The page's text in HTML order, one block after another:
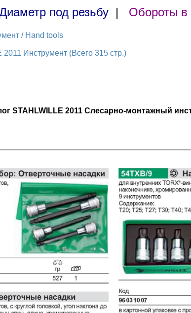
под резьбу | Обороты в
/ Hand tools
2011 Инструмент (Всего 315 стр.)
STAHLWILLE 2011 Слесарно-монтажный